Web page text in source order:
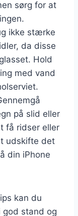
sørg for at
ikke stærke
da disse
Hold
med vand
på slid eller
få ridser eller
udskifte det
din iPhone
kan du
god stand og